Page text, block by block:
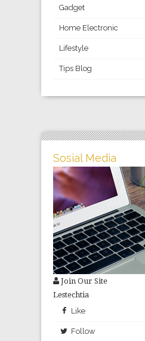
Gadget
Home Electronic
Lifestyle
Tips Blog
Sosial Media
Join Our Site
Lestechtia
Like
Follow